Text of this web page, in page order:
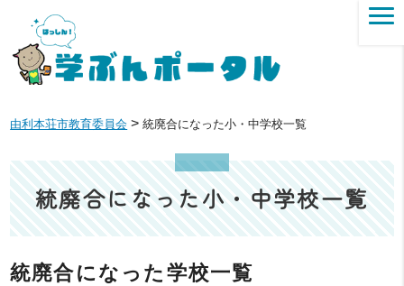
由利本荘市教育委員会 >統廃合になった小・中学校一覧
統廃合になった小・中学校一覧
統廃合になった学校一覧